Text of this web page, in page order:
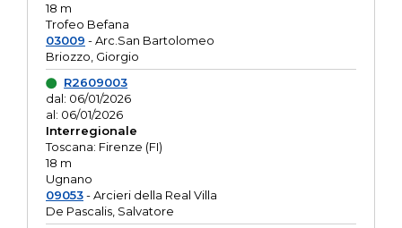
18 m
Trofeo Befana
03009 - Arc.San Bartolomeo
Briozzo, Giorgio
R2609003
dal: 06/01/2026
al: 06/01/2026
Interregionale
Toscana: Firenze (FI)
18 m
Ugnano
09053- Arcieri della Real Villa
De Pascalis, Salvatore